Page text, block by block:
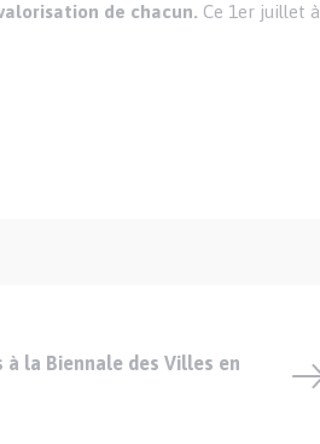
de chacun. Ce 1er juillet à
la Biennale des Villes en